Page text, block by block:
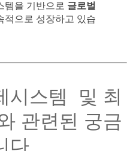
템을 기반으로 글로벌
적으로 성장하고 있습
시스템 및 최
관련된 궁금
다